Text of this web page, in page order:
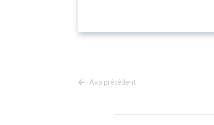
Avis précédent